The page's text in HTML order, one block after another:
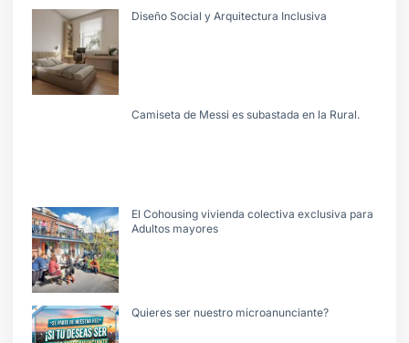
Diseño Social y Arquitectura Inclusiva
Camiseta de Messi es subastada en la Rural.
El Cohousing vivienda colectiva exclusiva para
Adultos mayores
Quieres ser nuestro microanunciante?